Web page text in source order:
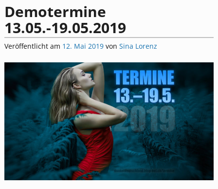
Demotermine
13.05.-19.05.2019
Veröffentlicht am 12. Mai 2019 von Sina Lorenz